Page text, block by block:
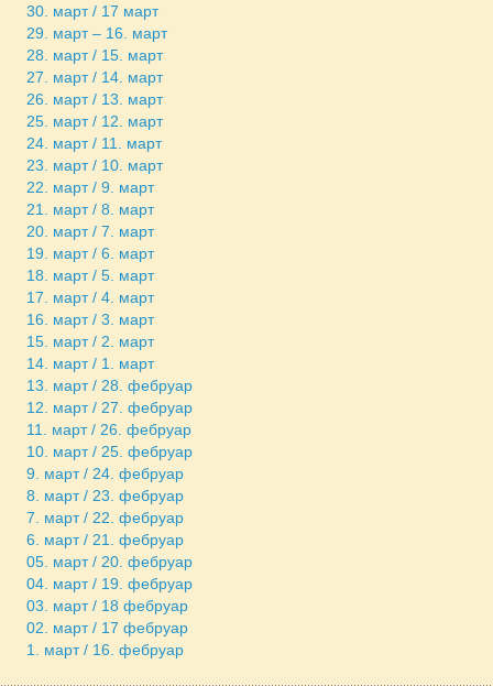
30. март / 17 март
29. март – 16. март
28. март / 15. март
27. март / 14. март
26. март / 13. март
25. март / 12. март
24. март / 11. март
23. март / 10. март
22. март / 9. март
21. март / 8. март
20. март / 7. март
19. март / 6. март
18. март / 5. март
17. март / 4. март
16. март / 3. март
15. март / 2. март
14. март / 1. март
13. март / 28. фебруар
12. март / 27. фебруар
11. март / 26. фебруар
10. март / 25. фебруар
9. март / 24. фебруар
8. март / 23. фебруар
7. март / 22. фебруар
6. март / 21. фебруар
05. март / 20. фебруар
04. март / 19. фебруар
03. март / 18 фебруар
02. март / 17 фебруар
1. март / 16. фебруар